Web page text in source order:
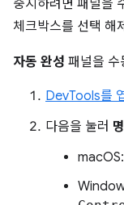
중지하려면 패널을
체크박스를 선택 해
자동 완성 패널을 수
DevTools를
다음을 눌러
macOS: